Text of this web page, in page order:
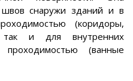
снаружи зданий и в
(коридоры,
и для внутренних
(ванные